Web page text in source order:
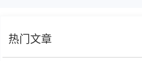
热门文章